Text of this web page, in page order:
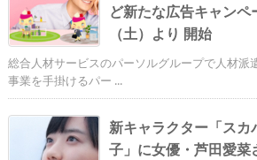
ど新たな広告キャンペ
（土）より 開始
総合人材サービスのパーソルグループで人材派
事業を手掛けるパー ...
新キャラクター「スカ
子」に女優・芦田愛菜